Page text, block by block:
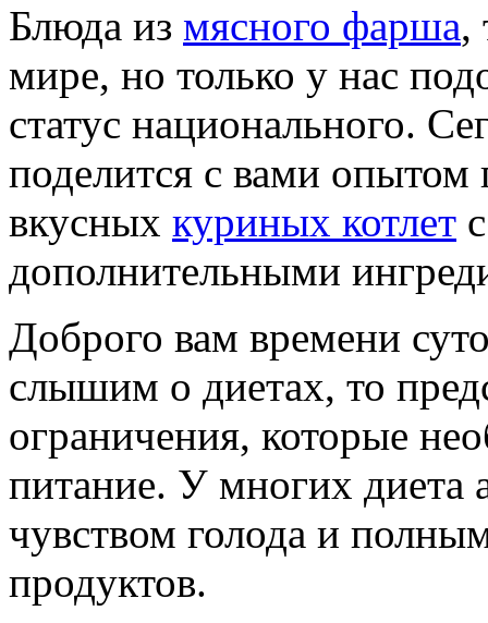
Блюда из мясного фарша,
мире, но только у нас
статус национального.
поделится с вами опытом
вкусных куриных котлет
дополнительными
Доброго вам времени
слышим о диетах, то
ограничения, которые
питание. У многих диета
чувством голода и
продуктов.